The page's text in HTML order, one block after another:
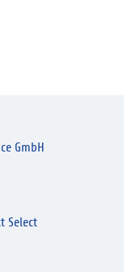
GmbH
Select